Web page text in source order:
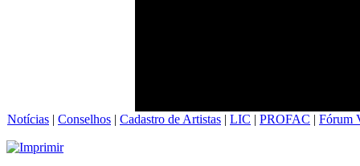
Notícias | Conselhos | Cadastro de Artistas | LIC | PROFAC | Fórum